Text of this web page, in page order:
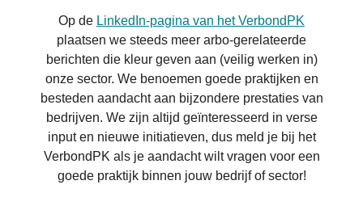
Op de LinkedIn-pagina van het VerbondPK
plaatsen we steeds meer arbo-gerelateerde
berichten die kleur geven aan (veilig werken in)
onze sector. We benoemen goede praktijken en
besteden aandacht aan bijzondere prestaties van
bedrijven. We zijn altijd geïnteresseerd in verse
input en nieuwe initiatieven, dus meld je bij het
VerbondPK als je aandacht wilt vragen voor een
goede praktijk binnen jouw bedrijf of sector!